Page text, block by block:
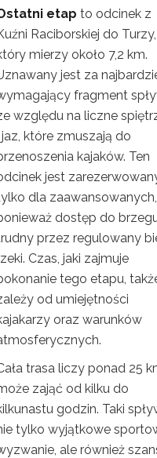
etap to odcinek z
Raciborskiej do Turzy,
mierzy około 7,2 km.
jest za
fragment
względu na liczne
jaz, które zmuszają do
kajaków. Ten
jest
dla zaawansowanych,
dostęp do
przez regulowany
Czas, jaki zajmuje
tego etapu,
od umiejętności
oraz warunków
trasa liczy ponad 25
zająć od kilku do
godzin. Taki
tylko wyjątkowe
ale również